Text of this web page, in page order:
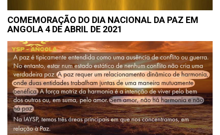
COMEMORAÇÃO DO DIA NACIONAL DA PAZ EM
ANGOLA 4 DE ABRIL DE 2021